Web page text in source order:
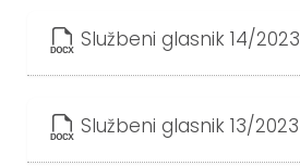
Službeni glasnik 14/2023
Službeni glasnik 13/2023